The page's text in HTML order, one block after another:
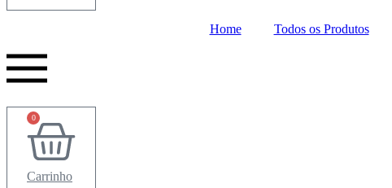
Home Todos os Produtos
0
Carrinho